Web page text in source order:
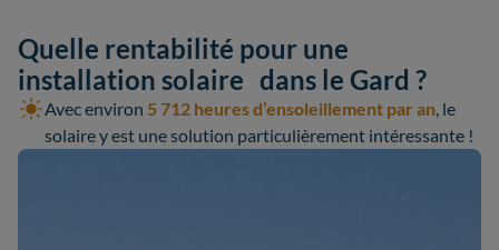
Quelle rentabilité pour une
installation solaire dans le Gard ?
Avec environ 5 712 heures d’ensoleillement par an, le
solaire y est une solution particulièrement intéressante !